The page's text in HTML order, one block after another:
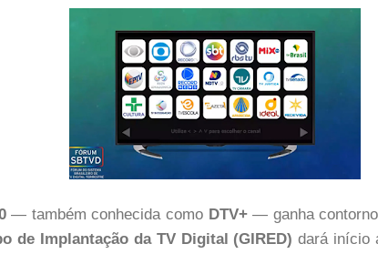
— também conhecida como DTV+— ganha
de Implantação da TV Digital (GIRED) dará início